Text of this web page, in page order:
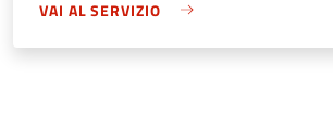
VAI AL SERVIZIO